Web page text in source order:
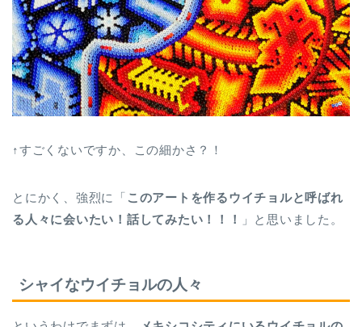
↑すごくないですか、この細かさ？！
とにかく、強烈に「このアートを作るウイチョルと呼ばれ
る人々に会いたい！話してみたい！！！
」と思いました。
シャイなウイチョルの人々